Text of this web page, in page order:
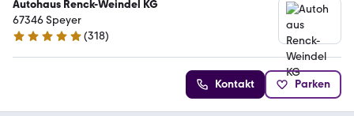
Autohaus Renck-Weindel KG
67346 Speyer
4.9 Sterne
(318)
Kontakt Parken